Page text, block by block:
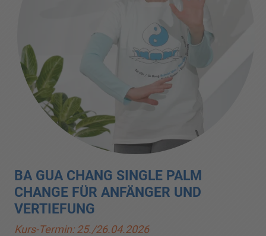
BA GUA CHANG SINGLE PALM
CHANGE FÜR ANFÄNGER UND
VERTIEFUNG
Kurs-Termin: 25./26.04.2026